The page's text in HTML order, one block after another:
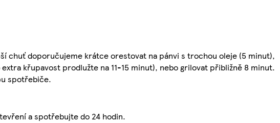
chuť doporučujeme krátce orestovat na pánvi s trochou oleje (5 minut),
křupavost prodlužte na 11-15 minut), nebo grilovat přibližně 8 minut.
spotřebiče.
a spotřebujte do 24 hodin.